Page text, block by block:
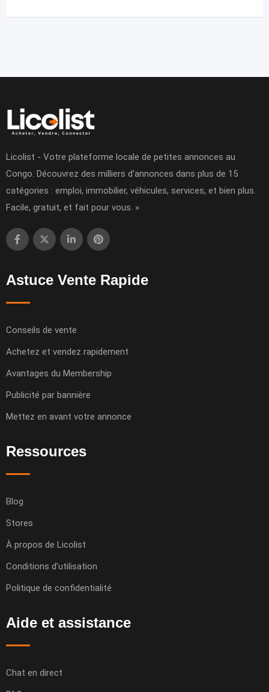
Licolist - Votre plateforme locale de petites annonces au
Congo. Découvrez des milliers d’annonces dans plus de 15
catégories : emploi, immobilier, véhicules, services, et bien plus.
Facile, gratuit, et fait pour vous. »
Astuce Vente Rapide
Conseils de vente
Achetez et vendez rapidement
Avantages du Membership
Publicité par bannière
Mettez en avant votre annonce
Ressources
Blog
Stores
À propos de Licolist
Conditions d’utilisation
Politique de confidentialité
Aide et assistance
Chat en direct